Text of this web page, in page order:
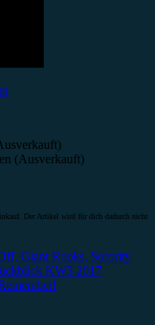
(Ausverkauft)
Der Artikel wird für dich dadurch nicht
Giant Rooks, Sorority
KW3 2017